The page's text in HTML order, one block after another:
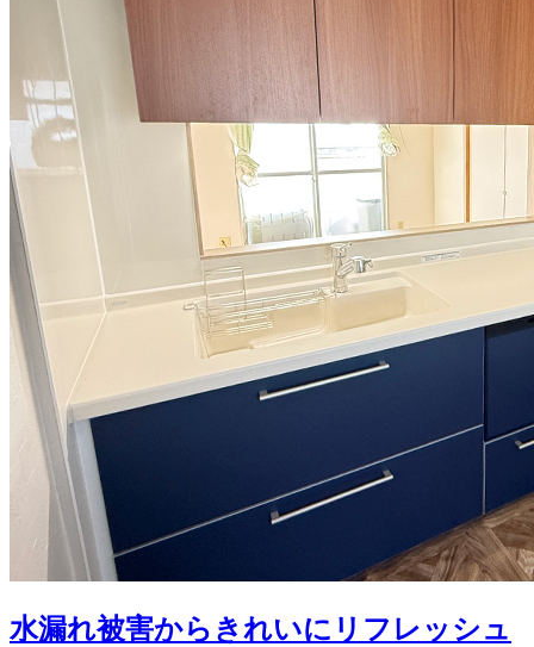
水漏れ被害からきれいにリフレッシュ